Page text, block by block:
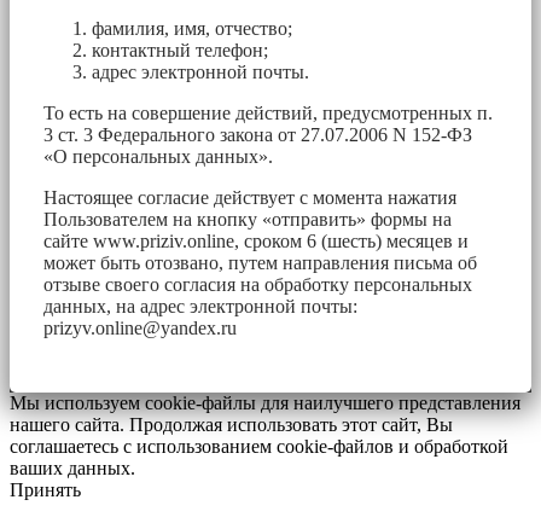
фамилия, имя, отчество;
контактный телефон;
адрес электронной почты.
То есть на совершение действий, предусмотренных п.
3 ст. 3 Федерального закона от 27.07.2006 N 152-ФЗ
«О персональных данных».
Настоящее согласие действует с момента нажатия
Пользователем на кнопку «отправить» формы на
сайте www.priziv.online, сроком 6 (шесть) месяцев и
может быть отозвано, путем направления письма об
отзыве своего согласия на обработку персональных
данных, на адрес электронной почты:
prizyv.online@yandex.ru
Мы используем cookie-файлы для наилучшего представления
нашего сайта. Продолжая использовать этот сайт, Вы
соглашаетесь с использованием cookie-файлов и обработкой
ваших данных.
Принять